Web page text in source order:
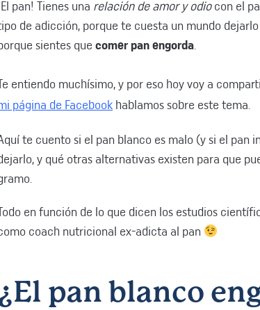
pan! Tienes una relación de amor y odiocon el
de adicción, porque te cuesta un mundo
sientes que comer pan engorda.
Te entiendo muchísimo, y por eso hoy voy a
página de Facebook hablamos sobre este tema.
te cuento si el pan blanco es malo (y si el pan
y qué otras alternativas existen para que
Todo en función de lo que dicen los estudios
coach nutricional ex-adicta al pan
pan blanco